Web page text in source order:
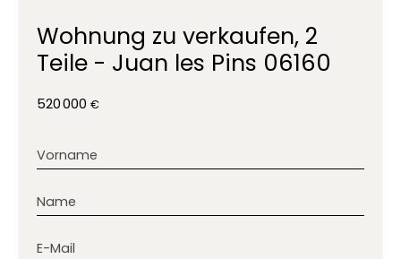
Wohnung zu verkaufen, 2
Teile - Juan les Pins 06160
520 000 €
Vorname
Name
E-Mail